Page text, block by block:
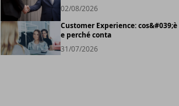
02/08/2026
Customer Experience: cos&#039;è
e perché conta
31/07/2026